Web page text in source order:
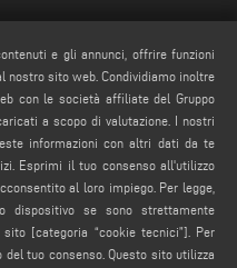
e gli annunci, offrire funzioni
nostro sito web. Condividiamo inoltre
con le società affiliate del Gruppo
a scopo di valutazione. I nostri
informazioni con altri dati da te
Esprimi il tuo consenso all'utilizzo
al loro impiego. Per legge,
dispositivo se sono strettamente
[categoria “cookie tecnici”]. Per
tuo consenso. Questo sito utilizza